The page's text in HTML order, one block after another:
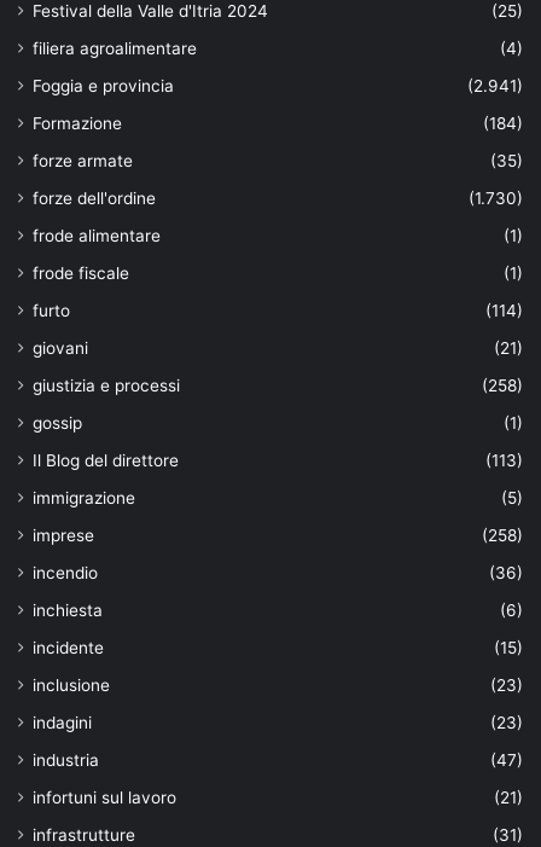
Festival della Valle d'Itria 2024
(25)
filiera agroalimentare
(4)
Foggia e provincia
(2.941)
Formazione
(184)
forze armate
(35)
forze dell'ordine
(1.730)
frode alimentare
(1)
frode fiscale
(1)
furto
(114)
giovani
(21)
giustizia e processi
(258)
gossip
(1)
Il Blog del direttore
(113)
immigrazione
(5)
imprese
(258)
incendio
(36)
inchiesta
(6)
incidente
(15)
inclusione
(23)
indagini
(23)
industria
(47)
infortuni sul lavoro
(21)
infrastrutture
(31)